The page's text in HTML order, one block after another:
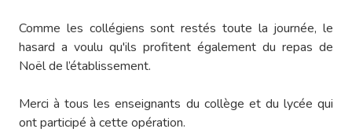
Comme les collégiens sont restés toute la journée, le
hasard a voulu qu'ils profitent également du repas de
Noël de l’établissement.
Merci à tous les enseignants du collège et du lycée qui
ont participé à cette opération.